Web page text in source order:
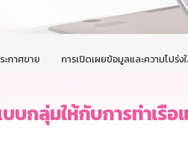
กาศขาย การเปิดเผยข้อมูลและความโปร่ง
กลุ่มให้กับการท่าเรือ